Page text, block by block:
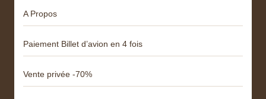
A Propos
Paiement Billet d’avion en 4 fois
Vente privée -70%